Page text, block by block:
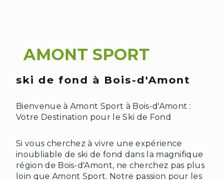
AMONT SPORT
ski de fond à Bois-d'Amont
Bienvenue à Amont Sport à Bois-d'Amont :
Votre Destination pour le Ski de Fond
Si vous cherchez à vivre une expérience
inoubliable de ski de fond dans la magnifique
région de Bois-d'Amont, ne cherchez pas plus
loin que Amont Sport. Notre passion pour les
❆